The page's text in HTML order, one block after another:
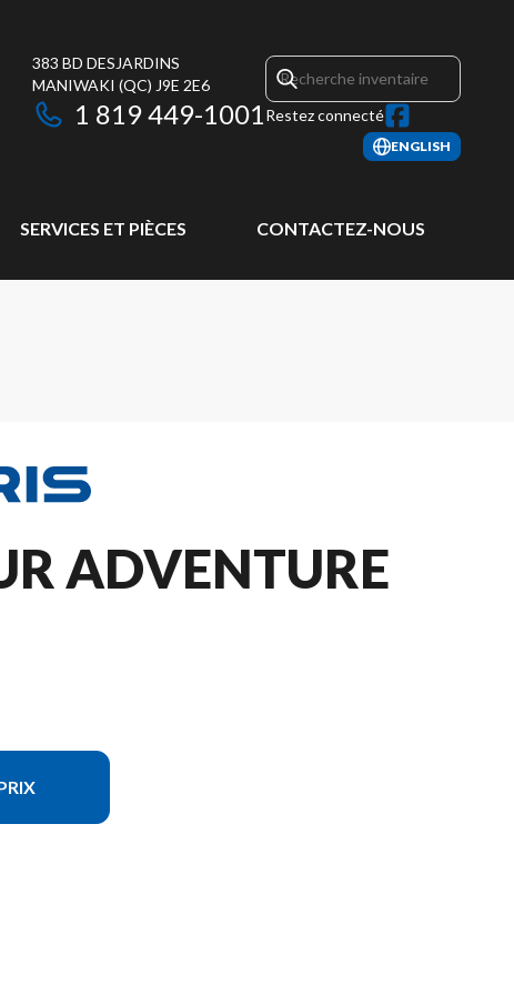
383 BD DESJARDINS
MANIWAKI (QC) J9E 2E6
1 819 449-1001Restez connecté
ENGLISH
SERVICES ET PIÈCES CONTACTEZ-NOUS
ADVENTURE